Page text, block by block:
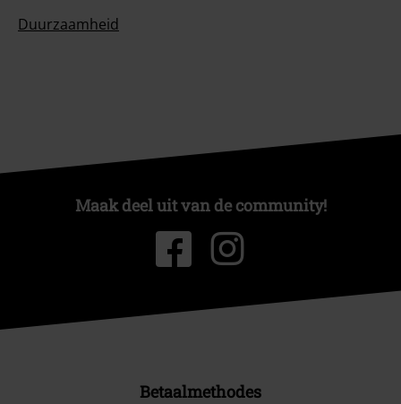
Duurzaamheid
Maak deel uit van de community!
Betaalmethodes